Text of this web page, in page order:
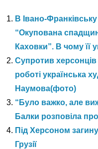
В Івано-
“Окупована
Каховки”. В чому її
Супротив херсонців
роботі українська
Наумова(фото)
“Було важко, але
Балки розповіла про
Під Херсоном
Грузії